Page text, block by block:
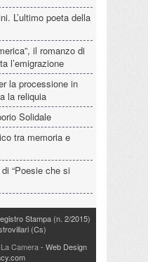
L’ultimo poeta della
il romanzo di
l’emigrazione
la processione in
la reliquia
Solidale
tra memoria e
“Poesie che si
Stampa (n. 2/2015)
(Cs)
Camera- Web Design